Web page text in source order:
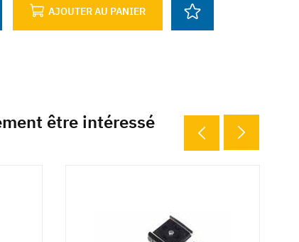
AJOUTER AU PANIER
être intéressé